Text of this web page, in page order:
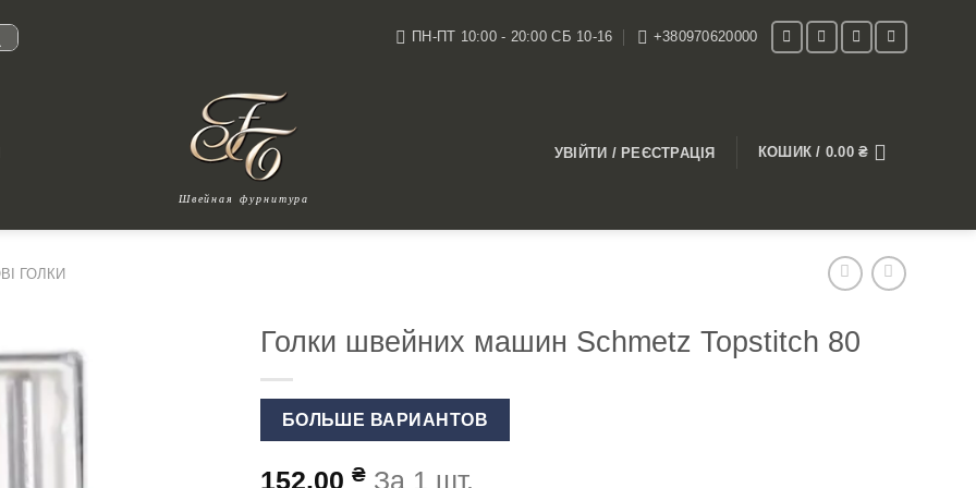
ПН-ПТ 10:00 - 20:00 СБ 10-16 +380970620000
Швейная фурнитура
УВІЙТИ / РЕЄСТРАЦІЯ КОШИК / 0.00₴
ГОЛКИ
Голки швейних машин Schmetz Topstitch 80
БОЛЬШЕ ВАРИАНТОВ
152.00 ₴ За 1 шт.